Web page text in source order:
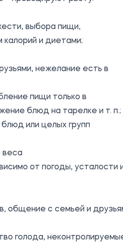
выбора пищи,
и диетами;
нежелание есть в
пищи только в
блюд на тарелке и т. п.;
или целых групп
веса
от погоды, усталости
общение с семьей и
голода,